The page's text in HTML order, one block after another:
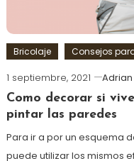
Bricolaje Consejos
1 septiembre, 2021
Adrian
Como decorar si
pintar las paredes
Para ir a por un esquema
puede utilizar los mismos